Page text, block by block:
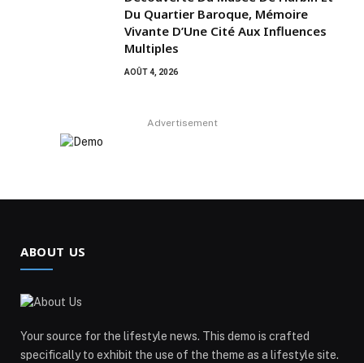
Du Quartier Baroque, Mémoire
Vivante D’Une Cité Aux Influences
Multiples
AOÛT 4, 2026
Advertisement
ABOUT US
Your source for the lifestyle news. This demo is crafted
specifically to exhibit the use of the theme as a lifestyle site.